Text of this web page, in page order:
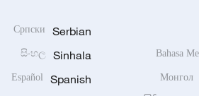
Bahasa
Монгол
Serbian
Српски
Sinhala
සිංහල
Spanish
Español